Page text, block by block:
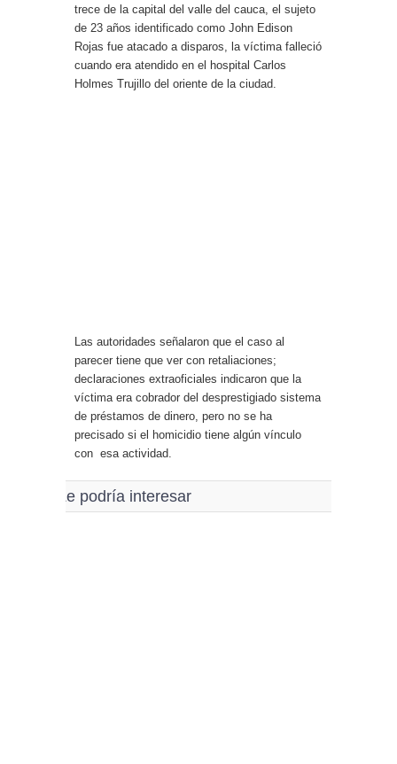
trece de la capital del valle del cauca, el sujeto
de 23 años identificado como John Edison
Rojas fue atacado a disparos, la víctima falleció
cuando era atendido en el hospital Carlos
Holmes Trujillo del oriente de la ciudad.
Las autoridades señalaron que el caso al
parecer tiene que ver con retaliaciones;
declaraciones extraoficiales indicaron que la
víctima era cobrador del desprestigiado sistema
de préstamos de dinero, pero no se ha
precisado si el homicidio tiene algún vínculo
con esa actividad.
Le podría interesar